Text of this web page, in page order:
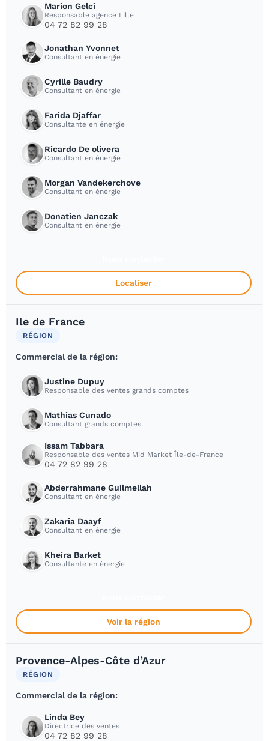
Marion Gelci
Responsable agence Lille
04 72 82 99 28
Jonathan Yvonnet
Consultant en énergie
Cyrille Baudry
Consultant en énergie
Farida Djaffar
Consultante en énergie
Ricardo De olivera
Consultant en énergie
Morgan Vandekerchove
Consultant en énergie
Donatien Janczak
Consultant en énergie
Localiser
Ile de France
RÉGION
Commercial de la région:
Justine Dupuy
Responsable des ventes grands comptes
Mathias Cunado
Consultant grands comptes
Issam Tabbara
Responsable des ventes Mid Market Île-de-France
04 72 82 99 28
Abderrahmane Guilmellah
Consultant en énergie
Zakaria Daayf
Consultant en énergie
Kheira Barket
Consultante en énergie
Voir la région
Provence-Alpes-Côte d’Azur
RÉGION
Commercial de la région:
Linda Bey
Directrice des ventes
04 72 82 99 28